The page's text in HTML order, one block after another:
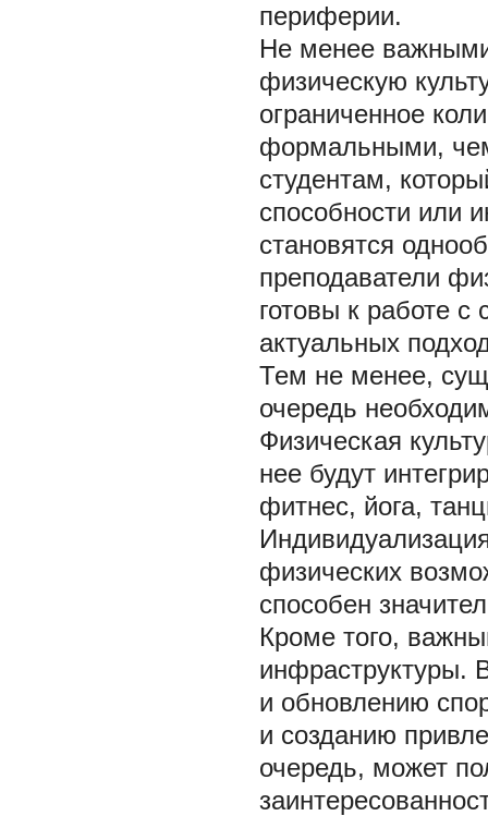
периферии.
Не менее
физическую
ограниченное
формальными,
студентам,
способности или
становятся
преподаватели
готовы к работе
актуальных
Тем не менее,
очередь
Физическая
нее будут
фитнес, йога,
физических
способен
Кроме того,
инфраструктуры.
и обновлению
и созданию
очередь, может